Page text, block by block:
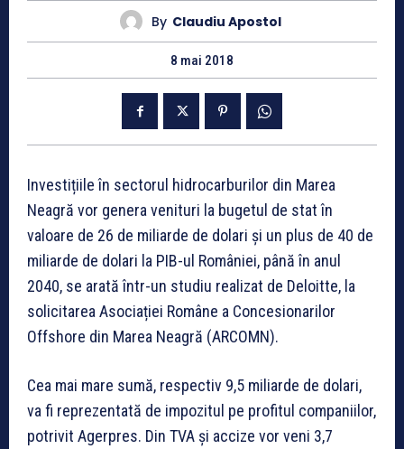
By Claudiu Apostol
8 mai 2018
Investițiile în sectorul hidrocarburilor din Marea
Neagră vor genera venituri la bugetul de stat în
valoare de 26 de miliarde de dolari și un plus de 40 de
miliarde de dolari la PIB-ul României, până în anul
2040, se arată într-un studiu realizat de Deloitte, la
solicitarea Asociației Române a Concesionarilor
Offshore din Marea Neagră (ARCOMN).
Cea mai mare sumă, respectiv 9,5 miliarde de dolari,
va fi reprezentată de impozitul pe profitul companiilor,
potrivit Agerpres. Din TVA și accize vor veni 3,7